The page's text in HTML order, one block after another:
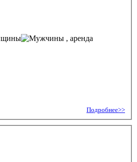
, аренда
Подробнее>>